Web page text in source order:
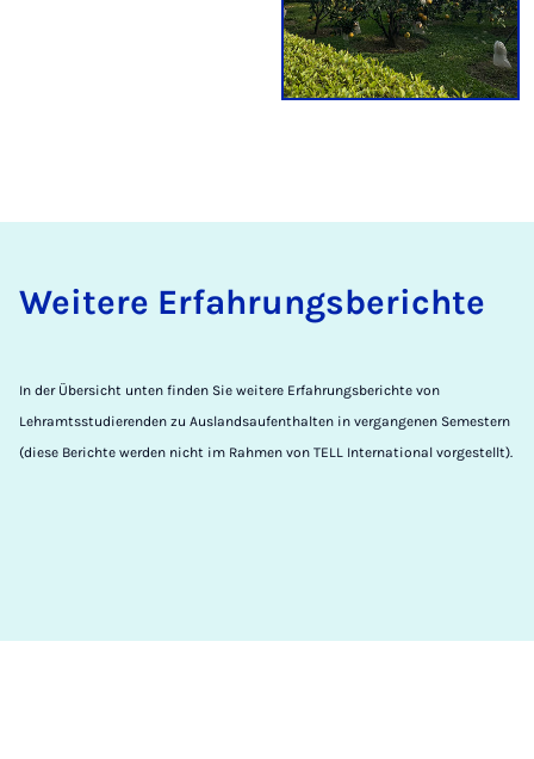
Wei­te­re Er­fah­rungs­be­rich­te
In der Übersicht unten finden Sie weitere Erfahrungsberichte von
Lehramtsstudierenden zu Auslandsaufenthalten in vergangenen Semestern
(diese Berichte werden nicht im Rahmen von TELL International vorgestellt).